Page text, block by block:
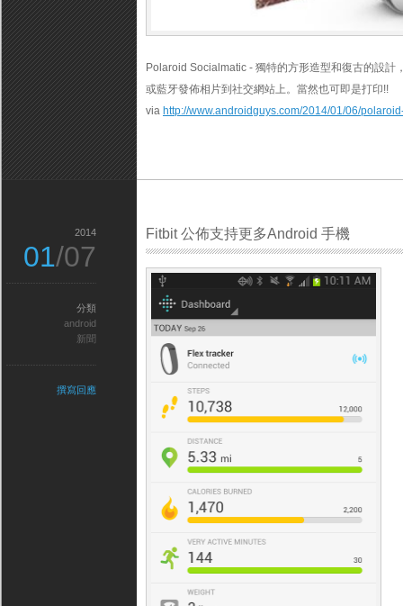
Polaroid Socialmatic - 獨特的方形造型和復古的設
或藍牙發佈相片到社交網站上。當然也可即是打印!!
via http://www.androidguys.com/2014/01/06/
Fitbit 公佈支持更多Android 手機
2014
01/07
分類
android
新聞
撰寫回應